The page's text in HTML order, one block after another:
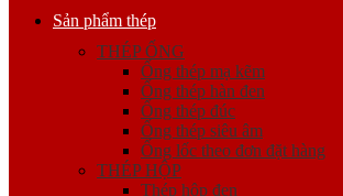
Sản phẩm thép
THÉP ỐNG
Ống thép mạ kẽm
Ống thép hàn đen
Ống thép đúc
Ống thép siêu âm
Ống lốc theo đơn đặt hàng
THÉP HỘP
Thép hộp đen